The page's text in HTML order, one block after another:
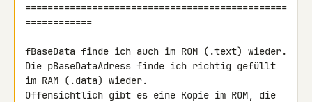
===============================================
============
fBaseData finde ich auch im ROM (.text) wieder.
Die pBaseDataAdress finde ich richtig gefüllt
im RAM (.data) wieder.
Offensichtlich gibt es eine Kopie im ROM, die